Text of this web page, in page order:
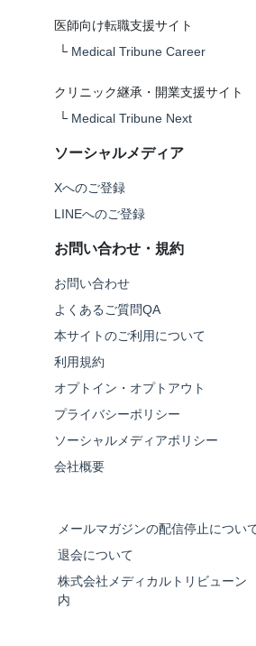
医師向け転職支援サイト
└ Medical Tribune Career
クリニック継承・開業支援サイト
└ Medical Tribune Next
ソーシャルメディア
Xへのご登録
LINEへのご登録
お問い合わせ・規約
お問い合わせ
よくあるご質問QA
本サイトのご利用について
利用規約
オプトイン・オプトアウト
プライバシーポリシー
ソーシャルメディアポリシー
会社概要
メールマガジンの配信停止につい
退会について
株式会社メディカルトリビュー
内